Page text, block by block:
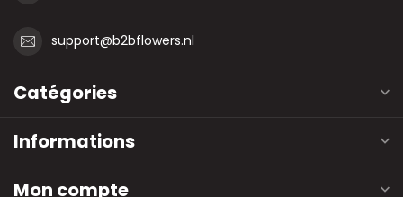
support@b2bflowers.nl
Catégories
Informations
Mon compte